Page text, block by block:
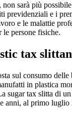
sarà più
previdenziali e i
e le malattie
persone fisiche.
tax
sul consumo delle
in plastica
sugar tax slitta di
anni, al primo luglio